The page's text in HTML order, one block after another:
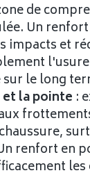
de
Un
impacts et
le long
la pointe :
renfort en
les